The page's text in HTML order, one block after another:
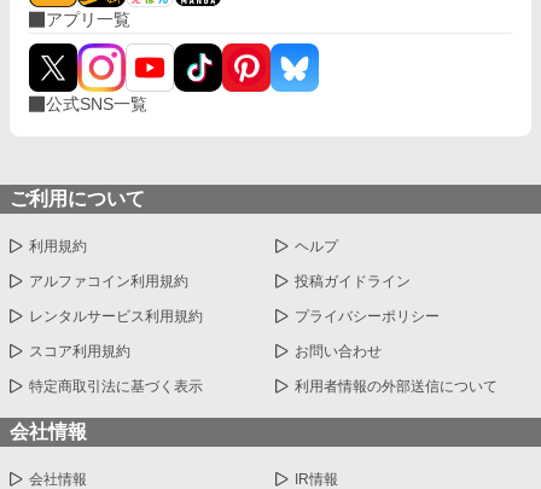
アプリ一覧
公式SNS一覧
ご利用について
利用規約 ヘルプ
アルファコイン利用規約 投稿ガイドライン
レンタルサービス利用規約 プライバシーポリシー
スコア利用規約 お問い合わせ
特定商取引法に基づく表示 利用者情報の外部送信について
会社情報
会社情報 IR情報